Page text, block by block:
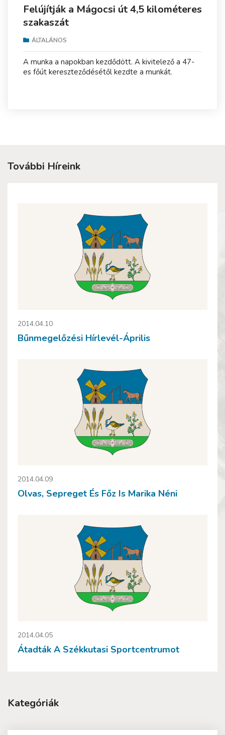
Felújítják a Mágocsi út 4,5 kilométeres
szakaszát
ÁLTALÁNOS
A munka a napokban kezdődött. A kivitelező a 47-
es főút kereszteződésétől kezdte a munkát.
További Híreink
2014.04.10
Bűnmegelőzési Hírlevél-Április
2014.04.09
Olvas, Sepreget És Főz Is Marika Néni
2014.04.05
Átadták A Székkutasi Sportcentrumot
Kategóriák